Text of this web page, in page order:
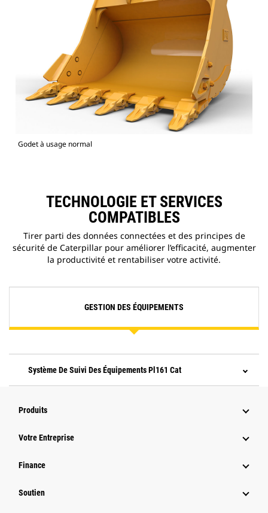
Godet à usage normal
TECHNOLOGIE ET SERVICES
COMPATIBLES
Tirer parti des données connectées et des principes de
sécurité de Caterpillar pour améliorer l’efficacité, augmenter
la productivité et rentabiliser votre activité.
GESTION DES ÉQUIPEMENTS
Système De Suivi Des Équipements Pl161 Cat
Produits
Votre Entreprise
Finance
Soutien